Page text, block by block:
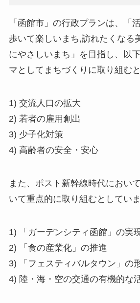
「函館市」の行政プランは、「
歩いて楽しいまち,訪れたくなる
にやさしいまち」を目指し、以
マとしてまちづくりに取り組む
1) 交流人口の拡大
2) 若者の雇用創出
3) 少子化対策
4) 高齢者の安全・安心
また、ポスト新幹線時代におい
いて重点的に取り組むとしていま
1) 「ガーデンシティ函館」の実
2) 「食の産業化」の推進
3) 「フェスティバルタウン」の
4) 陸・海・空の交通の有機的な